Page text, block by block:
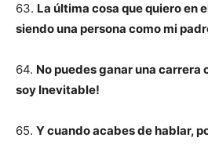
63. La última cosa que quiero en
siendo una persona como mi
64. No puedes ganar una carrera
soy Inevitable!
65. Y cuando acabes de hablar,